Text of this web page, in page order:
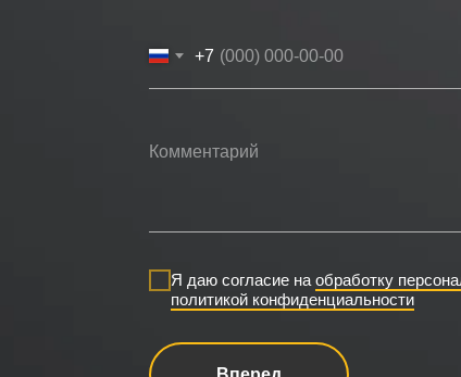
+7
Я даю согласие на обработку
политикой конфиденциальности